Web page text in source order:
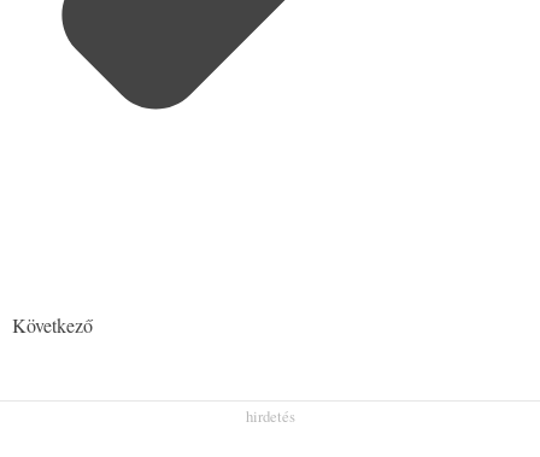
Következő